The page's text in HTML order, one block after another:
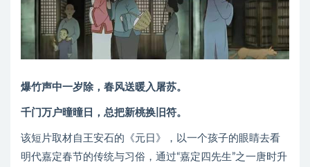
爆竹声中一岁除，春风送暖入屠苏。
千门万户曈曈日，总把新桃换旧符。
该短片取材自王安石的《元日》，以一个孩子的眼睛去看
明代嘉定春节的传统与习俗，通过“嘉定四先生”之一唐时升